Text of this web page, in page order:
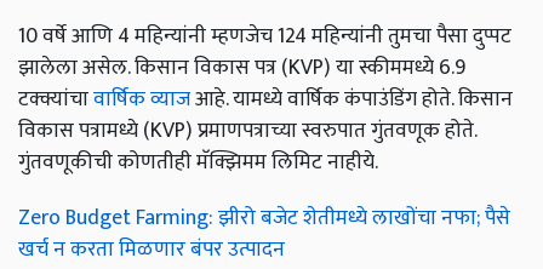
10 वर्षे आणि 4 महिन्यांनी म्हणजेच 124 महिन्यांनी तुमचा पैसा दुप्पट
झालेला असेल. किसान विकास पत्र (KVP) या स्कीममध्ये 6.9
टक्क्यांचावार्षिक व्याजआहे. यामध्ये वार्षिक कंपाउंडिंग होते. किसान
विकास पत्रामध्ये (KVP) प्रमाणपत्राच्या स्वरुपात गुंतवणूक होते.
गुंतवणूकीची कोणतीही मॅक्झिमम लिमिट नाहीये.
Zero Budget Farming: झीरो बजेट शेतीमध्ये लाखोंचा नफा; पैसे
खर्च न करता मिळणार बंपर उत्पादन